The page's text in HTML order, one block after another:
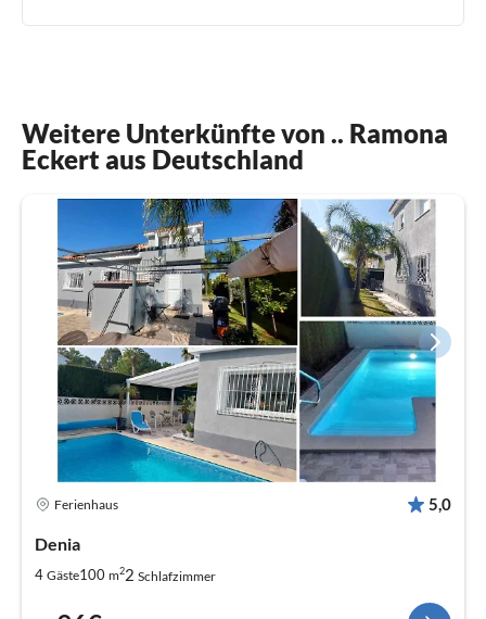
Weitere Unterkünfte von .. Ramona
Eckert aus Deutschland
Ferienhaus 5,0
Denia
4 Gäste100 m22 Schlafzimmer